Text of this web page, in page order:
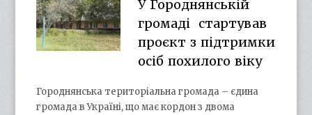
У Городнянській
громаді стартував
проєкт з підтримки
осіб похилого віку
Городнянська територіальна громада – єдина
громада в Україні, що має кордон з двома